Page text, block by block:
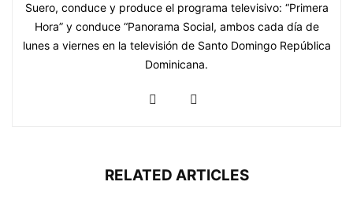
Suero, conduce y produce el programa televisivo: “Primera
Hora” y conduce “Panorama Social, ambos cada día de
lunes a viernes en la televisión de Santo Domingo República
Dominicana.
RELATED ARTICLES